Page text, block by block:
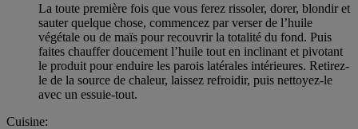
La toute première fois que vous ferez rissoler, dorer, blondir et
sauter quelque chose, commencez par verser de l’huile
végétale ou de maïs pour recouvrir la totalité du fond. Puis
faites chauffer doucement l’huile tout en inclinant et pivotant
le produit pour enduire les parois latérales intérieures. Retirez-
le de la source de chaleur, laissez refroidir, puis nettoyez-le
avec un essuie-tout.
Cuisine: